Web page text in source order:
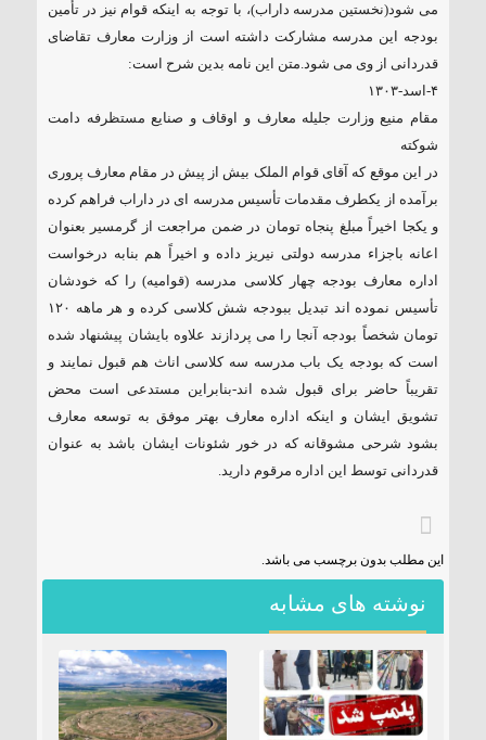
می شود(نخستین مدرسه داراب)، با توجه به اینکه قوام نیز در تأمین
بودجه این مدرسه مشارکت داشته است از وزارت معارف تقاضای
قدردانی از وی می شود.متن این نامه بدین شرح است:
۴-اسد-۱۳۰۳
مقام منیع وزارت جلیله معارف و اوقاف و صنایع مستظرفه دامت
شوکته
در این موقع که آقای قوام الملک بیش از پیش در مقام معارف پروری
برآمده از یکطرف مقدمات تأسیس مدرسه ای در داراب فراهم کرده
و یکجا اخیراً مبلغ پنجاه تومان در ضمن مراجعت از گرمسیر بعنوان
اعانه باجزاء مدرسه دولتی نیریز داده و اخیراً هم بنابه درخواست
اداره معارف بودجه چهار کلاسی مدرسه (قوامیه) را که خودشان
تأسیس نموده اند تبدیل ببودجه شش کلاسی کرده و هر ماهه ۱۲۰
تومان شخصاً بودجه آنجا را می پردازند علاوه بایشان پیشنهاد شده
است که بودجه یک باب مدرسه سه کلاسی اناث هم قبول نمایند و
تقریباً حاضر برای قبول شده اند-بنابراین مستدعی است محض
تشویق ایشان و اینکه اداره معارف بهتر موفق به توسعه معارف
بشود شرحی مشوقانه که در خور شئونات ایشان باشد به عنوان
قدردانی توسط این اداره مرقوم دارید.
این مطلب بدون برچسب می باشد.
نوشته های مشابه